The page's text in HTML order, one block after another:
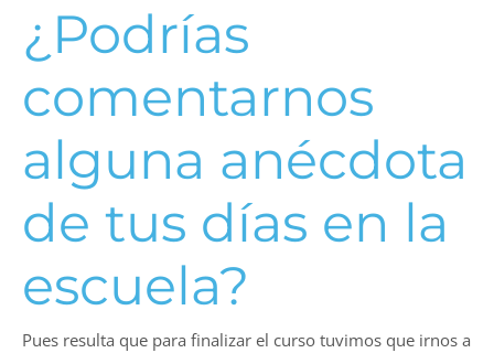
¿Podrías
comentarnos
alguna anécdota
de tus días en la
escuela?
Pues resulta que para finalizar el curso tuvimos que irnos a